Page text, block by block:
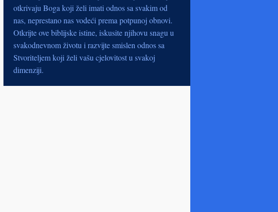
otkrivaju Boga koji želi imati odnos sa svakim od
nas, neprestano nas vodeći prema potpunoj obnovi.
Otkrijte ove biblijske istine, iskusite njihovu snagu u
svakodnevnom životu i razvijte smislen odnos sa
Stvoriteljem koji želi vašu cjelovitost u svakoj
dimenziji.